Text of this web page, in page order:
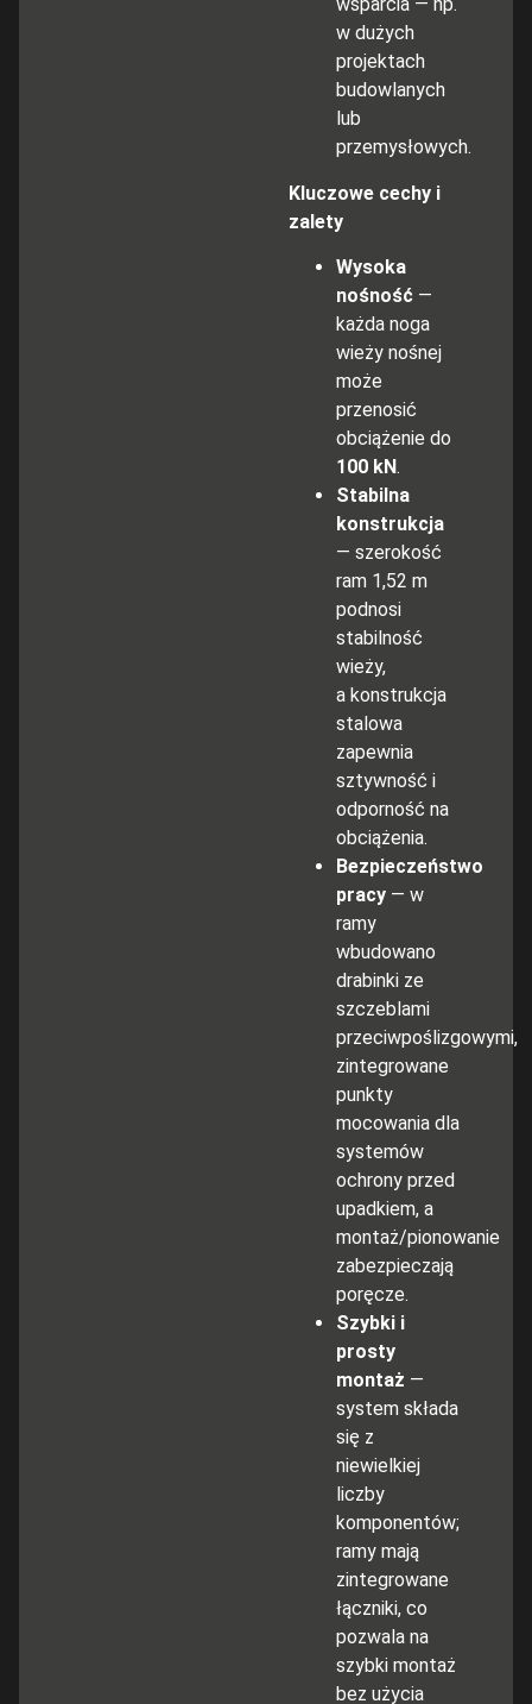
wsparcia — np.
w dużych
projektach
budowlanych
lub
przemysłowych.
Kluczowe cechy i
zalety
Wysoka
nośność —
każda noga
wieży nośnej
może
przenosić
obciążenie do
100 kN.
Stabilna
konstrukcja
— szerokość
ram 1,52 m
podnosi
stabilność
wieży,
a konstrukcja
stalowa
zapewnia
sztywność i
odporność na
obciążenia.
Bezpieczeństwo
pracy — w
ramy
wbudowano
drabinki ze
szczeblami
przeciwpoślizgowymi,
zintegrowane
punkty
mocowania dla
systemów
ochrony przed
upadkiem, a
montaż/pionowanie
zabezpieczają
poręcze.
Szybki i
prosty
montaż —
system składa
się z
niewielkiej
liczby
komponentów;
ramy mają
zintegrowane
łączniki, co
pozwala na
szybki montaż
bez użycia